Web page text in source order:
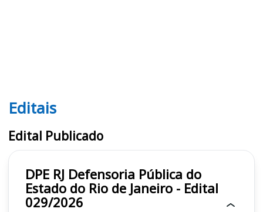
Editais DPE RJ
Editais
Edital Publicado
DPE RJ Defensoria Pública do
Estado do Rio de Janeiro - Edital
029/2026